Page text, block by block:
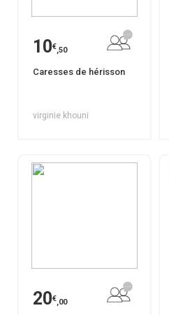
10€,50
Caresses de hérisson
virginie khouni
20€,00